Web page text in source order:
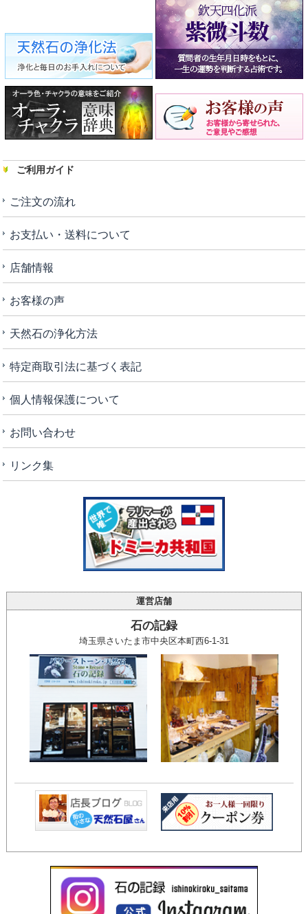
ご利用ガイド
ご注文の流れ
お支払い・送料について
店舗情報
お客様の声
天然石の浄化方法
特定商取引法に基づく表記
個人情報保護について
お問い合わせ
リンク集
運営店舗
石の記録
埼玉県さいたま市中央区本町西6-1-31